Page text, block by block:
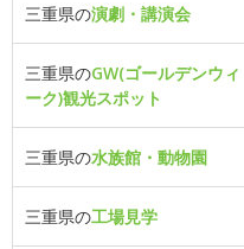
三重県の演劇・講演会
三重県のGW(ゴールデンウィ
ーク)観光スポット
三重県の水族館・動物園
三重県の工場見学